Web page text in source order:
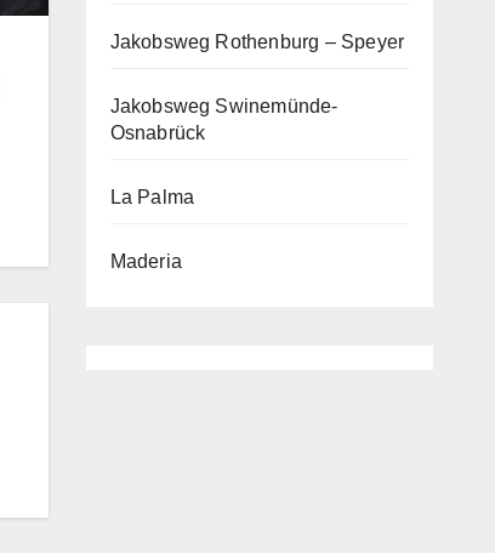
Jakobsweg Rothenburg – Speyer
Jakobsweg Swinemünde-
Osnabrück
La Palma
Maderia